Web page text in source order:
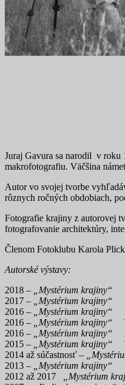
Juraj Gavura sa narodil v roku
makrofotografiu. Väčšina
Autor vo svojej tvorbe
rôznych ročných obdobiach,
Fotografie krajiny z autorovej
fotografovanie architektúry,
Členom Fotoklubu Karola
Autorské výstavy:
2018 –
„Mystérium krajiny“
2017 –
„Mystérium krajiny“
2016 –
„Mystérium krajiny“
2016 –
„Mystérium krajiny“
2016 –
„Mystérium krajiny“
2015 –
„Mystérium krajiny“
2014 až súčastnosť –
2013 –
„Mystérium krajiny“
2012 až 2017
„Mystérium